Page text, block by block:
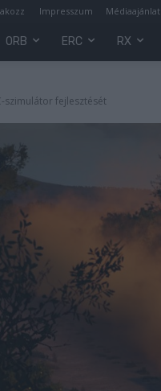
Impresszum Médiaajánlat
ORB ERC RX
szimulátor fejlesztését